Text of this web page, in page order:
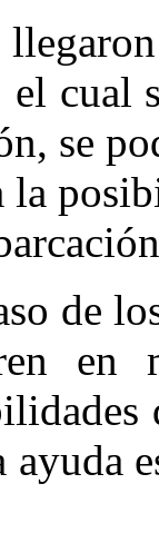
cual
se
de
en